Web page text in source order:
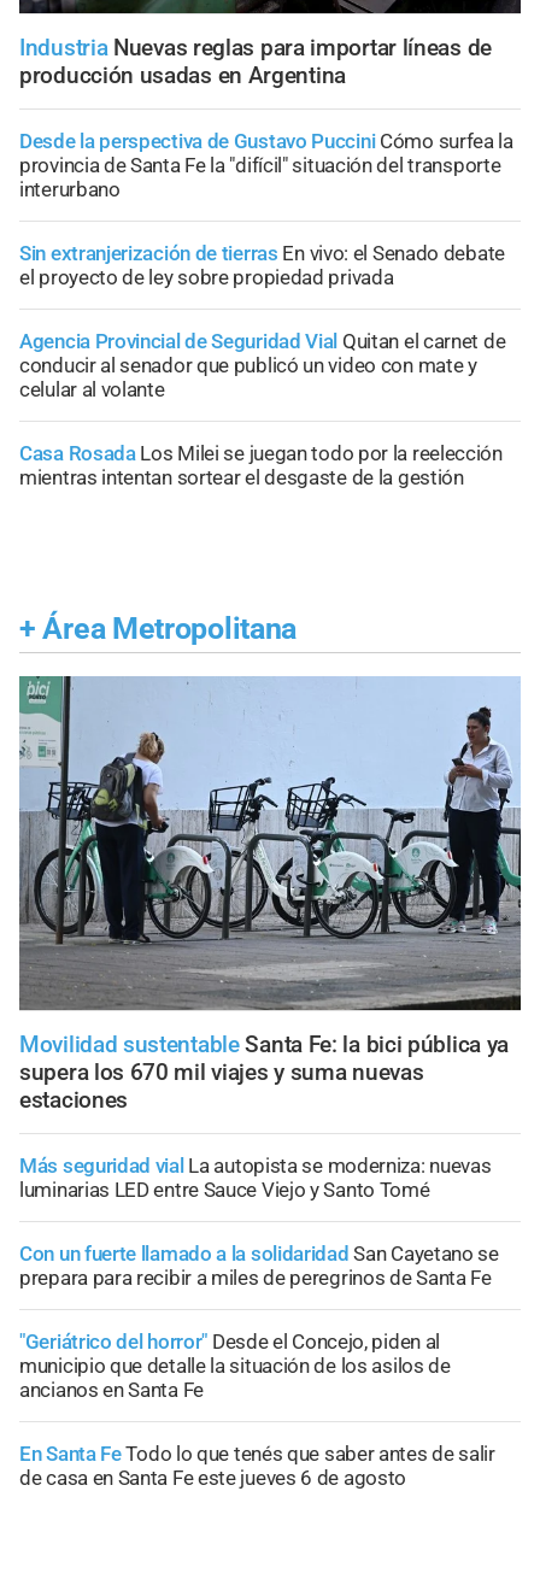
Industria Nuevas reglas para importar líneas de
producción usadas en Argentina
Desde la perspectiva de Gustavo Puccini Cómo surfea la
provincia de Santa Fe la "difícil" situación del transporte
interurbano
Sin extranjerización de tierras En vivo: el Senado debate
el proyecto de ley sobre propiedad privada
Agencia Provincial de Seguridad Vial Quitan el carnet de
conducir al senador que publicó un video con mate y
celular al volante
Casa Rosada Los Milei se juegan todo por la reelección
mientras intentan sortear el desgaste de la gestión
+ Área Metropolitana
Movilidad sustentable Santa Fe: la bici pública ya
supera los 670 mil viajes y suma nuevas
estaciones
Más seguridad vial La autopista se moderniza: nuevas
luminarias LED entre Sauce Viejo y Santo Tomé
Con un fuerte llamado a la solidaridad San Cayetano se
prepara para recibir a miles de peregrinos de Santa Fe
"Geriátrico del horror" Desde el Concejo, piden al
municipio que detalle la situación de los asilos de
ancianos en Santa Fe
En Santa FeTodo lo que tenés que saber antes de salir
de casa en Santa Fe este jueves 6 de agosto